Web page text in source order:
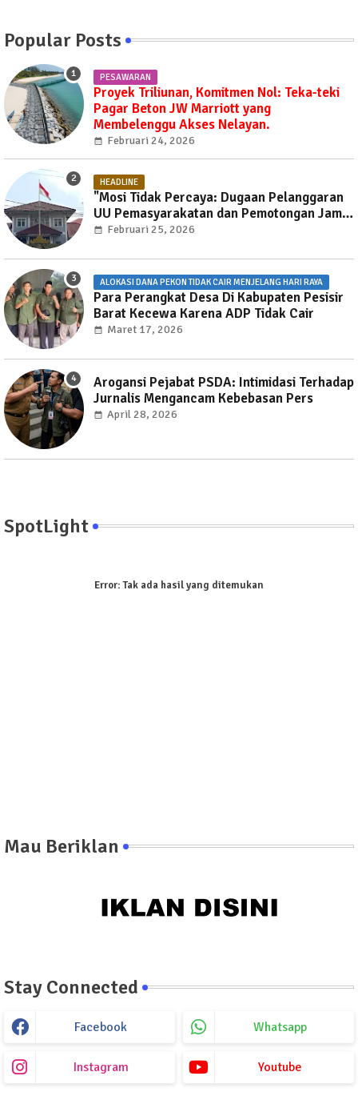
Popular Posts
PESAWARAN
Proyek Triliunan, Komitmen Nol: Teka-teki
Pagar Beton JW Marriott yang
Membelenggu Akses Nelayan.
Februari 24, 2026
HEADLINE
"Mosi Tidak Percaya: Dugaan Pelanggaran
UU Pemasyarakatan dan Pemotongan Jam
Layanan Publik di Rutan Way Huwi."
Februari 25, 2026
ALOKASI DANA PEKON TIDAK CAIR MENJELANG HARI RAYA
Para Perangkat Desa Di Kabupaten Pesisir
Barat Kecewa Karena ADP Tidak Cair
Maret 17, 2026
Arogansi Pejabat PSDA: Intimidasi Terhadap
Jurnalis Mengancam Kebebasan Pers
April 28, 2026
SpotLight
Error:Tak ada hasil yang ditemukan
Mau Beriklan
Stay Connected
Facebook Whatsapp
Instagram Youtube